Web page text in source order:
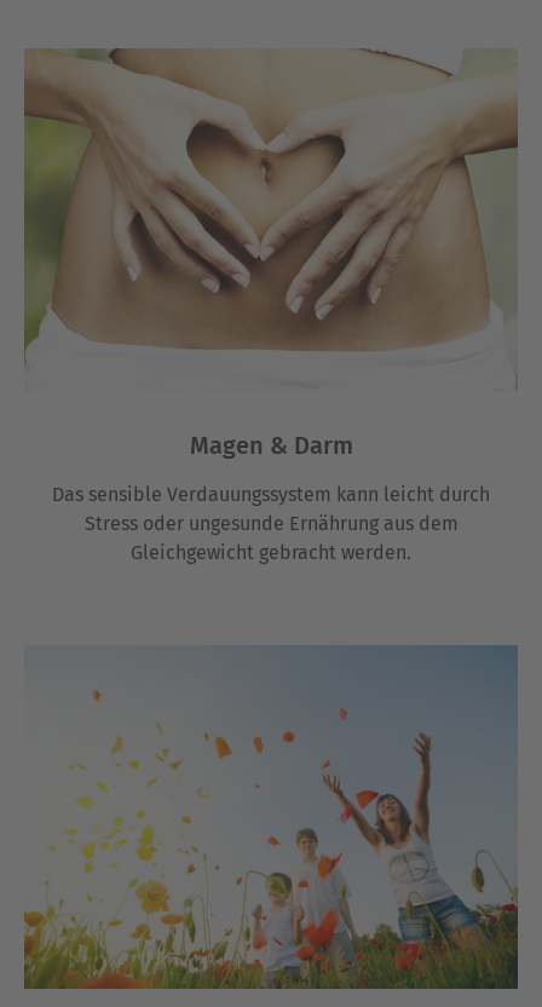
Magen & Darm
Das sensible Verdauungssystem kann leicht durch
Stress oder ungesunde Ernährung aus dem
Gleichgewicht gebracht werden.